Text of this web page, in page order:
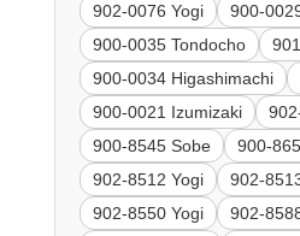
902-0076 Yogi
900-
900-0035 Tondocho
900-0034 Higashimachi
900-0021 Izumizaki
900-8545 Sobe
900-
902-8512 Yogi
902-
902-8550 Yogi
902-